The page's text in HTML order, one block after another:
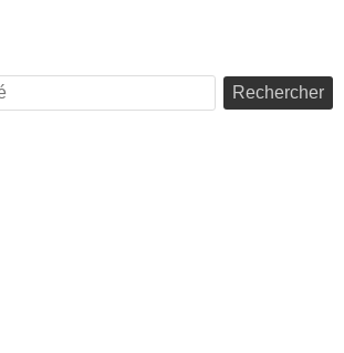
Rechercher